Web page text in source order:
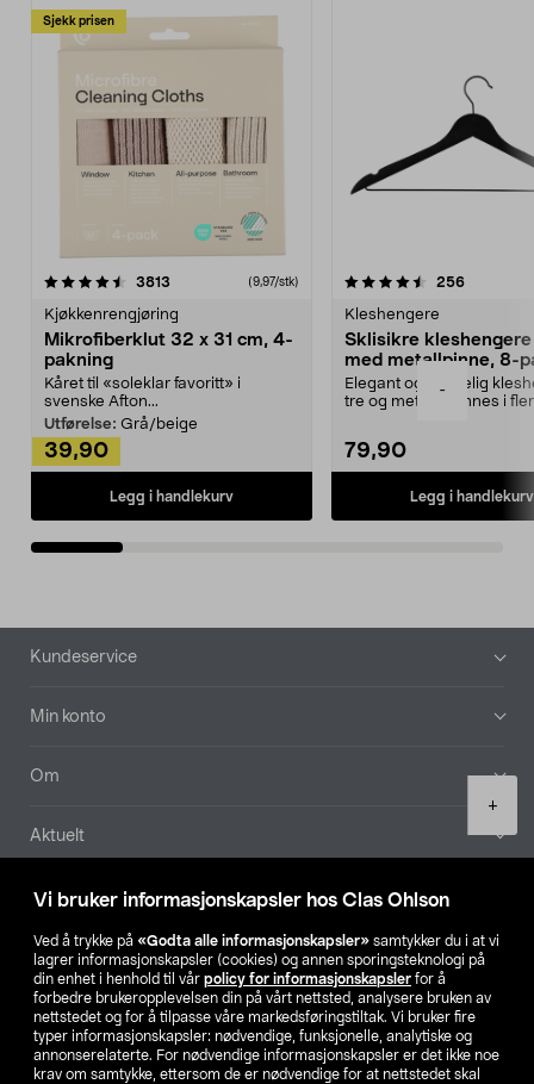
Vi bruker informasjonskapsler hos Clas Ohlson
Ved å trykke på «Godta alle informasjonskapsler» samtykker du i at vi
lagrer informasjonskapsler (cookies) og annen sporingsteknologi på
din enhet i henhold til vår policy for informasjonskapsler for å
forbedre brukeropplevelsen din på vårt nettsted, analysere bruken av
nettstedet og for å tilpasse våre markedsføringstiltak. Vi bruker fire
typer informasjonskapsler: nødvendige, funksjonelle, analytiske og
annonserelaterte. For nødvendige informasjonskapsler er det ikke noe
krav om samtykke, ettersom de er nødvendige for at nettstedet skal
-
+
Sjekk prisen
3813 anmeldelser(9,97/stk)
Kjøkkenrengjøring
Mikrofiberklut 32 x 31 cm, 4-
pakning
Kåret til «soleklar favoritt» i
svenske Afton...
Utførelse: Grå/beige
39,90
Legg i handlekurv
4.5av 5 stjerner 256
Kleshengere
Sklisikre
med metallpinne, 8-
Elegant og skikkelig
tre og metall – finnes i
79,90
Legg i handlekurv
4.5av 5 stjerner
Bunntekst
Kundeservice
Min konto
Om
Aktuelt
Våre selskaper
Finn din butikk
SE NO FI